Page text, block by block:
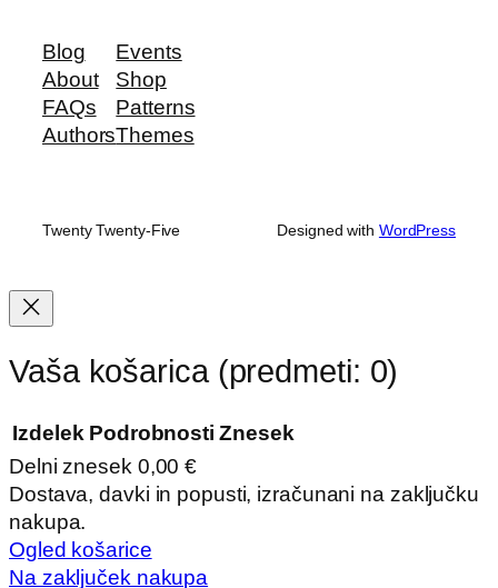
Blog
About
FAQs
Authors
Events
Shop
Patterns
Themes
Twenty Twenty-Five Designed with WordPress
Vaša košarica (predmeti: 0)
Izdelki
v
košarici
Izdelek Podrobnosti Znesek
Delni znesek 0,00 €
Dostava, davki in popusti, izračunani na zaključku
nakupa.
Ogled košarice
Na zaključek nakupa